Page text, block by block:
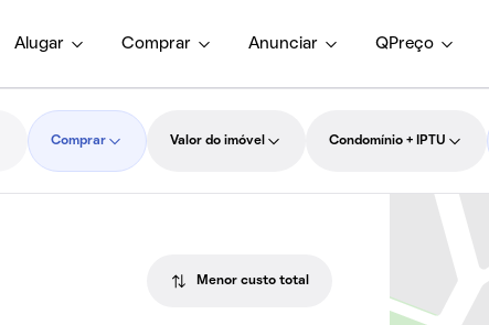
Alugar Comprar Anunciar QPreço
Comprar Valor do imóvel Condomínio + IPTU
Menor custo total